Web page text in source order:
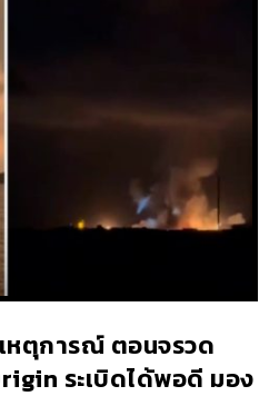
หตุการณ์ ตอนจรวด
ระเบิดได้พอดี มอง